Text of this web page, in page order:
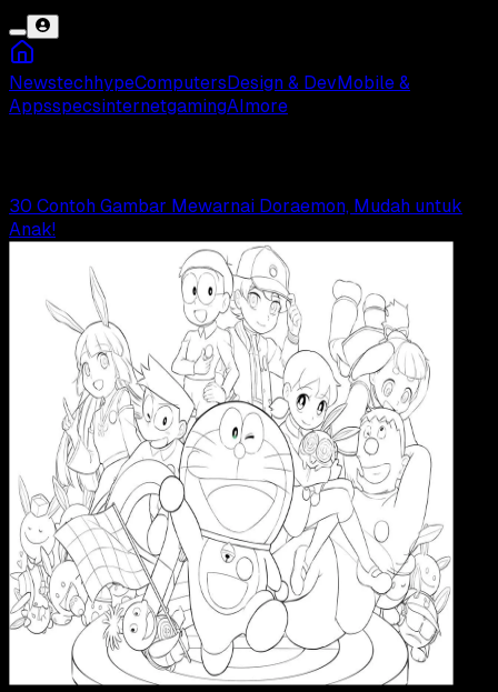
NewstechhypeComputers Design & Dev Mobile &
AppsspecsinternetgamingAI more
30 Contoh Gambar Mewarnai Doraemon, Mudah untuk
Anak!